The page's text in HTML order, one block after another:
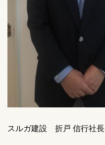
スルガ建設 折戸 信行社長